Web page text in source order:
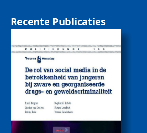
Recente Publicaties
De rol van sociale
media bij de
betrokkenheid van
jongeren bij zware
drugs- en
geweldscriminaliteit